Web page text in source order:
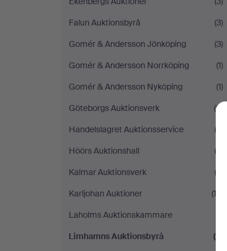
Falun Auktionsbyrå
(3)
Gomér & Andersson Jönköping
(3)
Gomér & Andersson Norrköping
(1)
Gomér & Andersson Nyköping
(1)
Göteborgs Auktionsverk
(5)
Handelslagret Auktionsservice
(2)
Höörs Auktionshall
(3)
Kalmar Auktionsverk
(3)
Karljohan Auktioner
(12)
Laholms Auktionskammare
Limhamns Auktionsbyrå
(2)